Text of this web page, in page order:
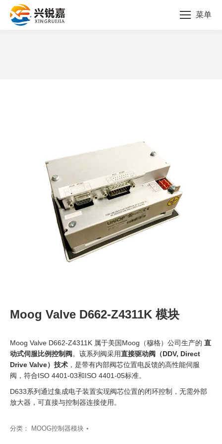
菜单
Moog Valve D662-Z4311K 模块
Moog Valve D662-Z4311K 属于美国Moog（穆格）公司生产的 直
动式伺服比例控制阀 。该系列阀采用直接驱动阀（DDV, Direct
Drive Valve）技术 ，是带有内部阀芯位置电反馈的高性能伺服
阀，符合ISO 4401-03和ISO 4401-05标准。
D633系列通过集成电子装置实现阀芯位置的闭环控制，无需外部
放大器，可直接与控制器连接使用。
分类： MOOG控制器模块